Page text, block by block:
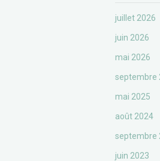
juillet 2026
juin 2026
mai 2026
septembre
mai 2025
août 2024
septembre
juin 2023